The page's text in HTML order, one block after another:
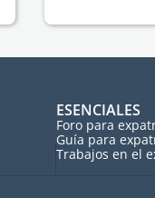
ESENCIALES
Foro para
Guía para
Trabajos en el